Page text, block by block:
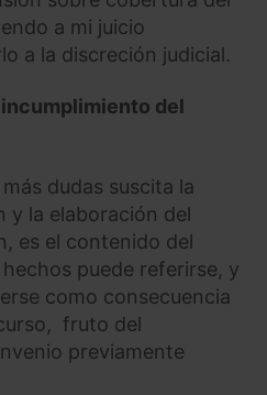
a mi juicio
a la discreción judicial.
del
dudas suscita la
y la elaboración del
es el contenido del
puede referirse, y
como consecuencia
fruto del
previamente